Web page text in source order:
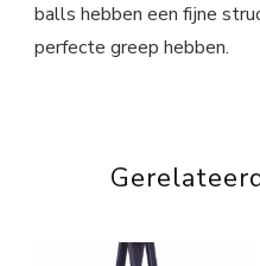
balls hebben een fijne
perfecte greep hebben.